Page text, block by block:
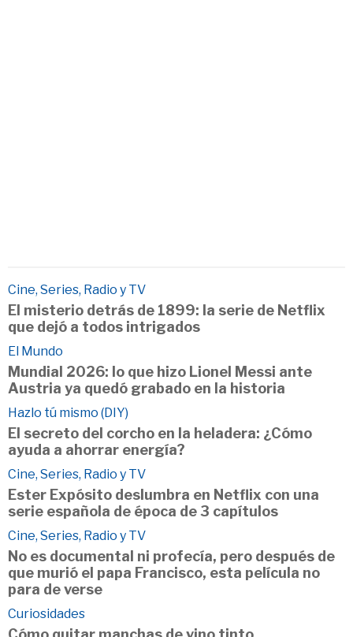
Cine, Series, Radio y TV
El misterio detrás de 1899: la serie de Netflix
que dejó a todos intrigados
El Mundo
Mundial 2026: lo que hizo Lionel Messi ante
Austria ya quedó grabado en la historia
Hazlo tú mismo (DIY)
El secreto del corcho en la heladera: ¿Cómo
ayuda a ahorrar energía?
Cine, Series, Radio y TV
Ester Expósito deslumbra en Netflix con una
serie española de época de 3 capítulos
Cine, Series, Radio y TV
No es documental ni profecía, pero después de
que murió el papa Francisco, esta película no
para de verse
Curiosidades